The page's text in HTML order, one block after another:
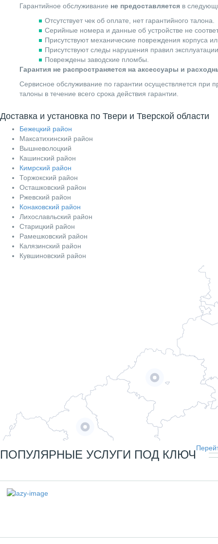
Гарантийное обслуживание не предоставляется в
Отсутствует чек об оплате, нет гарантийного талона.
Серийные номера и данные об устройстве не
Присутствуют механические повреждения корпуса
Присутствуют следы нарушения правил
Повреждены заводские пломбы.
Гарантия не распространяется на аксессуары и
Сервисное обслуживание по гарантии осуществляется при
талоны в течение всего срока действия гарантии.
Доставка и установка по Твери и Тверской области
Бежецкий район
Максатихинский район
Вышневолоцкий
Кашинский район
Кимрский район
Торжокский район
Осташковский район
Ржевский район
Конаковский район
Лихославльский район
Старицкий район
Рамешковский район
Калязинский район
Кувшиновский район
ПОПУЛЯРНЫЕ УСЛУГИ ПОД КЛЮЧ